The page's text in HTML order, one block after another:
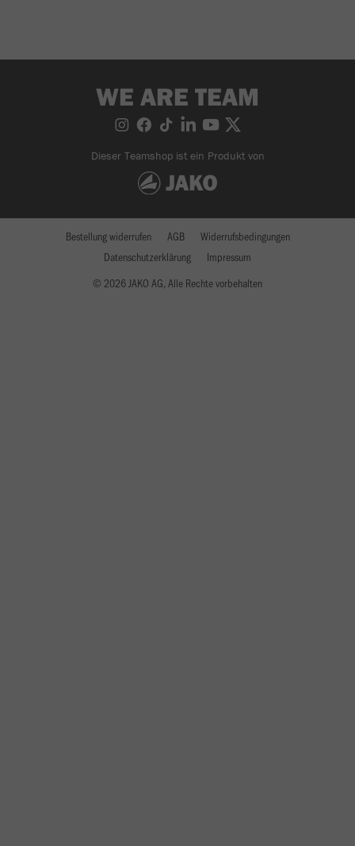
WE ARE TEAM
Dieser Teamshop ist ein Produkt von
© 2026 JAKO AG, Alle Rechte vorbehalten
Bestellung widerrufen AGB
Widerrufsbedingungen
Datenschutzerklärung
Impressum